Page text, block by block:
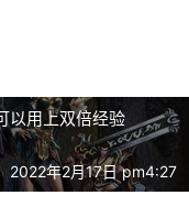
以用上双倍经验
2022年2月17日 pm4:27